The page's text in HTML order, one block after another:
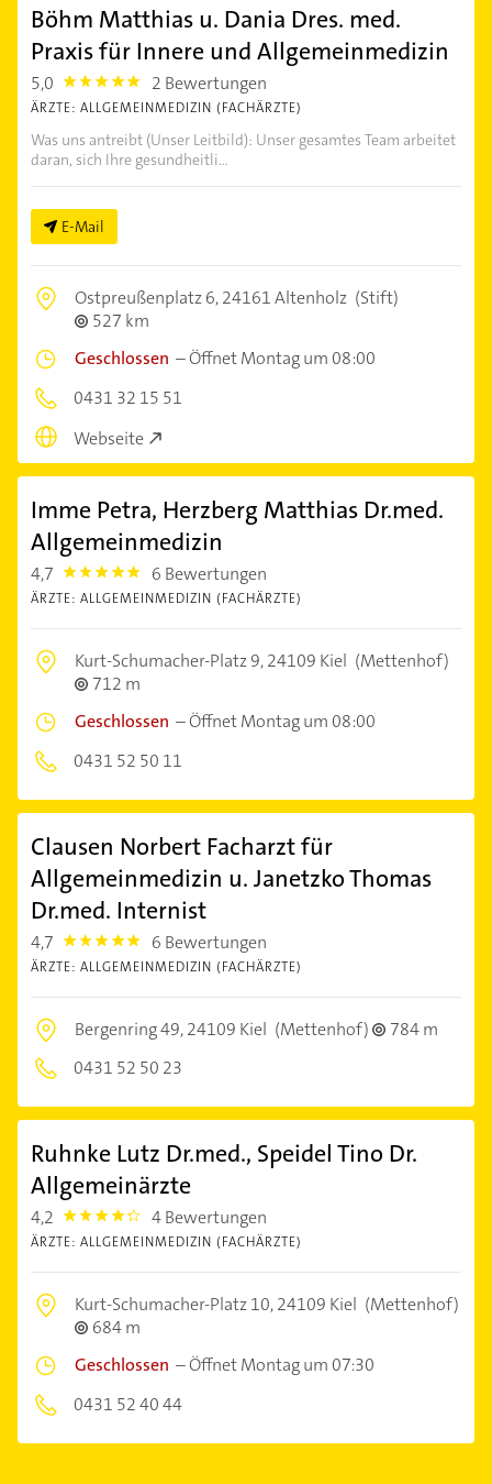
Böhm Matthias u. Dania Dres. med.
Praxis für Innere und Allgemeinmedizin
5,0 5.0 2 Bewertungen
ÄRZTE: ALLGEMEINMEDIZIN (FACHÄRZTE)
Was uns antreibt (Unser Leitbild): Unser gesamtes Team arbeitet
daran, sich Ihre gesundheitli...
E-Mail
Ostpreußenplatz 6,24161 Altenholz (Stift)
527 km
Geschlossen –Öffnet Montag um 08:00
0431 32 15 51
Webseite
Imme Petra, Herzberg Matthias Dr.med.
Allgemeinmedizin
4,7 4.7000003 6 Bewertungen
ÄRZTE: ALLGEMEINMEDIZIN (FACHÄRZTE)
Kurt-Schumacher-Platz 9,24109 Kiel (Mettenhof)
712 m
Geschlossen –Öffnet Montag um 08:00
0431 52 50 11
Clausen Norbert Facharzt für
Allgemeinmedizin u. Janetzko Thomas
Dr.med. Internist
4,7 4.7000003 6 Bewertungen
ÄRZTE: ALLGEMEINMEDIZIN (FACHÄRZTE)
Bergenring 49,24109 Kiel (Mettenhof)
784 m
0431 52 50 23
Ruhnke Lutz Dr.med., Speidel Tino Dr.
Allgemeinärzte
4,2 4.2000003 4 Bewertungen
ÄRZTE: ALLGEMEINMEDIZIN (FACHÄRZTE)
Kurt-Schumacher-Platz 10,24109 Kiel (Mettenhof)
684 m
Geschlossen –Öffnet Montag um 07:30
0431 52 40 44